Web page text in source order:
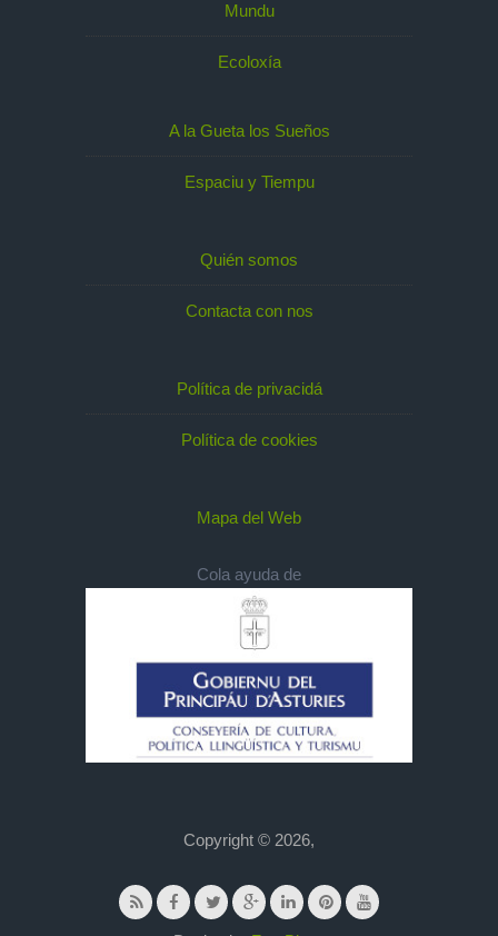
Mundu
Ecoloxía
A la Gueta los Sueños
Espaciu y Tiempu
Quién somos
Contacta con nos
Política de privacidá
Política de cookies
Mapa del Web
Cola ayuda de
Copyright © 2026,